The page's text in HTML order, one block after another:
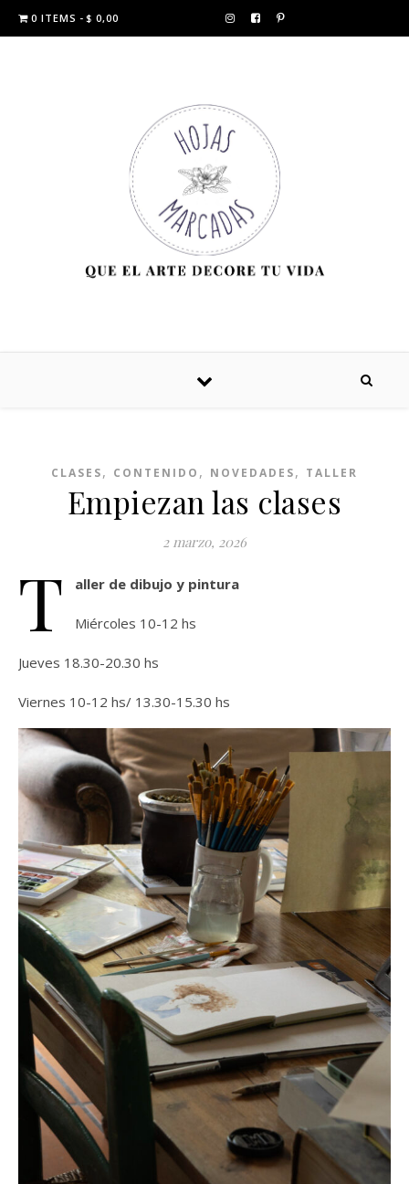
0 ITEMS $ 0,00
CLASES, CONTENIDO , NOVEDADES, TALLER
Empiezan las clases
2 marzo, 2026
T aller de dibujo y pintura
Miércoles 10-12 hs
Jueves 18.30-20.30 hs
Viernes 10-12 hs/ 13.30-15.30 hs